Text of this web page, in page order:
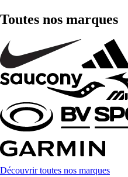
Toutes nos marques
Découvrir toutes nos marques